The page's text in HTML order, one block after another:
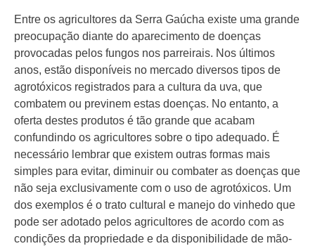
Entre os agricultores da Serra Gaúcha existe uma grande
preocupação diante do aparecimento de doenças
provocadas pelos fungos nos parreirais. Nos últimos
anos, estão disponíveis no mercado diversos tipos de
agrotóxicos registrados para a cultura da uva, que
combatem ou previnem estas doenças. No entanto, a
oferta destes produtos é tão grande que acabam
confundindo os agricultores sobre o tipo adequado. É
necessário lembrar que existem outras formas mais
simples para evitar, diminuir ou combater as doenças que
não seja exclusivamente com o uso de agrotóxicos. Um
dos exemplos é o trato cultural e manejo do vinhedo que
pode ser adotado pelos agricultores de acordo com as
condições da propriedade e da disponibilidade de mão-